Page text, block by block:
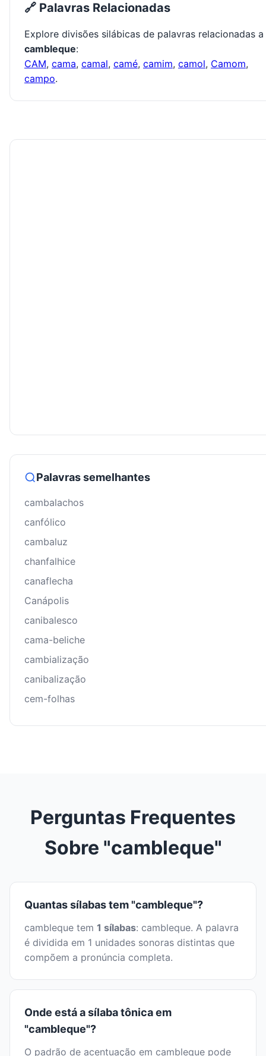
🔗 Palavras Relacionadas
Explore divisões silábicas de palavras relacionadas a
cambleque:
CAM, cama, camal, camé, camim, camol, Camom,
campo.
Palavras semelhantes
cambalachos
canfólico
cambaluz
chanfalhice
canaflecha
Canápolis
canibalesco
cama-beliche
cambialização
canibalização
cem-folhas
Perguntas Frequentes
Sobre "cambleque"
Quantas sílabas tem "cambleque"?
cambleque tem 1 sílabas: cambleque. A palavra
é dividida em 1 unidades sonoras distintas que
compõem a pronúncia completa.
Onde está a sílaba tônica em
"cambleque"?
O padrão de acentuação em cambleque pode